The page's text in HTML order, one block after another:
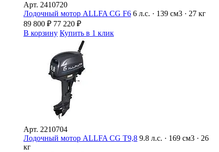
Арт. 2410720
Лодочный мотор ALLFA CG F6 6 л.с. · 139 см3 · 27 кг
89 800 ₽ 77 220 ₽
В корзину Купить в 1 клик
Арт. 2210704
Лодочный мотор ALLFA CG T9,8 9.8 л.с. · 169 см3 · 26
кг